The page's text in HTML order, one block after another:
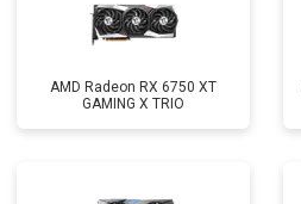
AMD Radeon RX 6750 XT
GAMING X TRIO